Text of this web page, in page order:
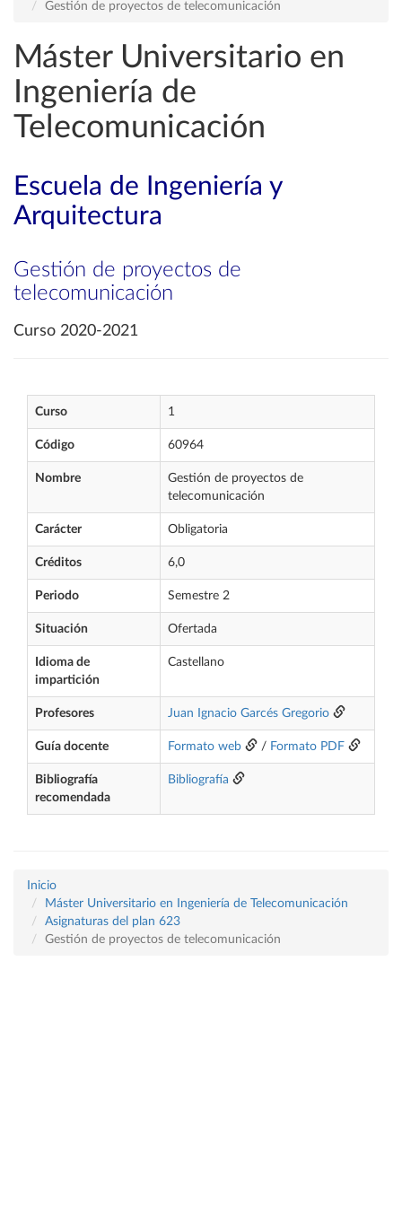
Gestión de proyectos de telecomunicación
Máster Universitario en
Ingeniería de
Telecomunicación
Escuela de Ingeniería y
Arquitectura
Gestión de proyectos de
telecomunicación
Curso 2020-2021
Curso 1
Código 60964
Nombre
Gestión de proyectos de
telecomunicación
Carácter Obligatoria
Créditos 6,0
Periodo Semestre 2
Situación Ofertada
Idioma de
impartición
Castellano
Profesores Juan Ignacio Garcés Gregorio
Guía docente Formato web / Formato PDF
Bibliografía
recomendada
Bibliografía
Inicio
Máster Universitario en Ingeniería de Telecomunicación
Asignaturas del plan 623
Gestión de proyectos de telecomunicación